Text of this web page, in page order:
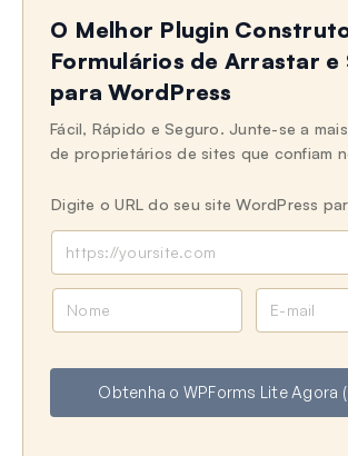
O Melhor Plugin
Formulários de Arrastar e
para WordPress
Fácil, Rápido e Seguro. Junte-se a
de proprietários de sites que confiam
Digite o URL do seu site WordPress
e
a
l
Obtenha o WPForms Lite Agora